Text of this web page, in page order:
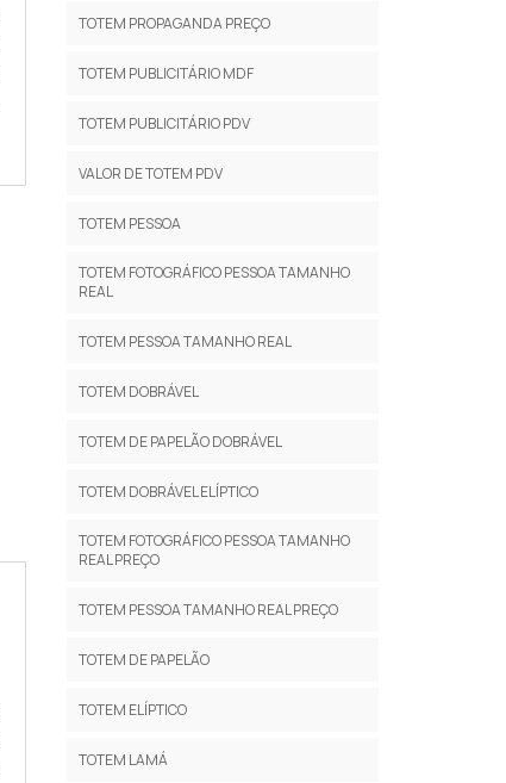
TOTEM PROPAGANDA PREÇO
TOTEM PUBLICITÁRIO MDF
TOTEM PUBLICITÁRIO PDV
VALOR DE TOTEM PDV
TOTEM PESSOA
TOTEM FOTOGRÁFICO PESSOA TAMANHO
REAL
TOTEM PESSOA TAMANHO REAL
TOTEM DOBRÁVEL
TOTEM DE PAPELÃO DOBRÁVEL
TOTEM DOBRÁVEL ELÍPTICO
TOTEM FOTOGRÁFICO PESSOA TAMANHO
REAL PREÇO
TOTEM PESSOA TAMANHO REAL PREÇO
TOTEM DE PAPELÃO
TOTEM ELÍPTICO
TOTEM LAMÁ